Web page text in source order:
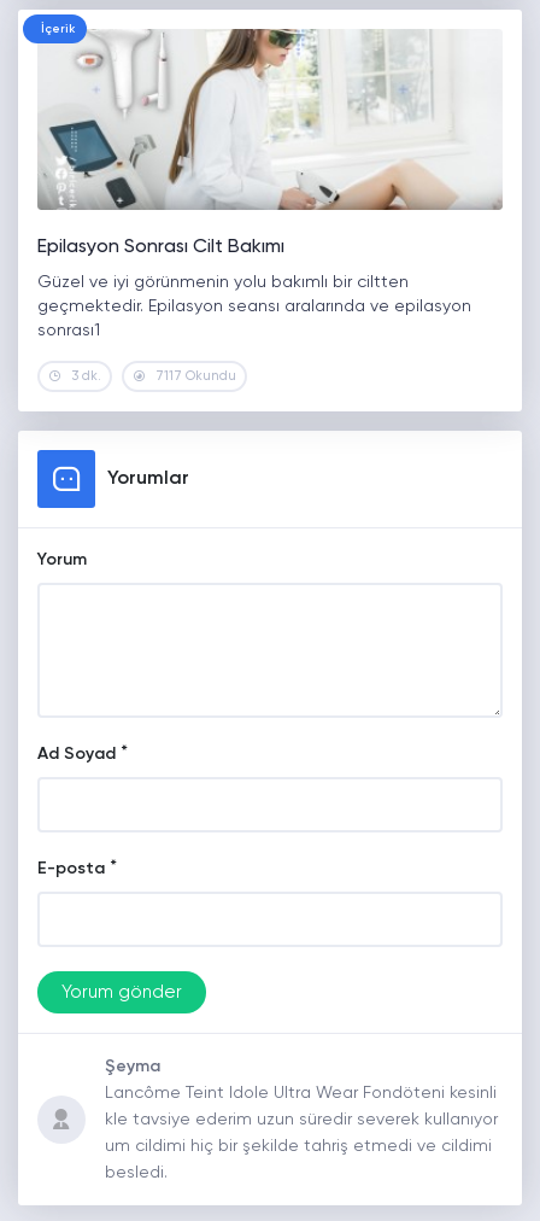
İçerik
Epilasyon Sonrası Cilt Bakımı
Güzel ve iyi görünmenin yolu bakımlı bir ciltten
geçmektedir. Epilasyon seansı aralarında ve epilasyon
sonrası1
3 dk. 7117 Okundu
Yorumlar
Yorum
Ad Soyad *
E-posta *
Şeyma
Lancôme Teint Idole Ultra Wear Fondöteni kesinli
kle tavsiye ederim uzun süredir severek kullanıyor
um cildimi hiç bir şekilde tahriş etmedi ve cildimi
besledi.